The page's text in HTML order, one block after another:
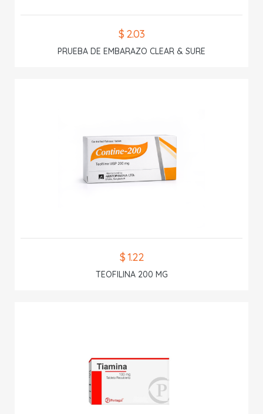
$ 2.03
PRUEBA DE EMBARAZO CLEAR & SURE
$ 1.22
TEOFILINA 200 MG